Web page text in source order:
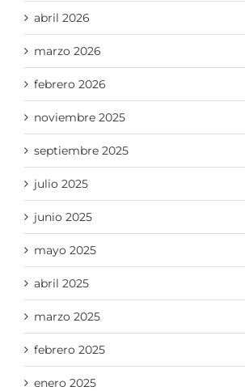
abril 2026
marzo 2026
febrero 2026
noviembre 2025
septiembre 2025
julio 2025
junio 2025
mayo 2025
abril 2025
marzo 2025
febrero 2025
enero 2025